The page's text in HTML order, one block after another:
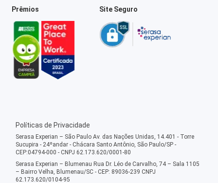
Prêmios Site Seguro
Políticas de Privacidade
Serasa Experian – São Paulo Av. das Nações Unidas, 14.401 - Torre
Sucupira - 24ºandar - Chácara Santo Antônio, São Paulo/SP -
CEP:04794-000 - CNPJ 62.173.620/0001-80
Serasa Experian – Blumenau Rua Dr. Léo de Carvalho, 74 – Sala 1105
– Bairro Velha, Blumenau/SC - CEP: 89036-239 CNPJ
62.173.620/0104-95